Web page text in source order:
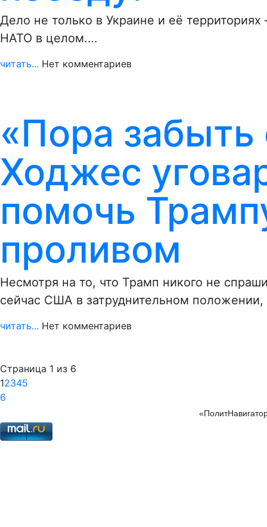
Дело не только в Украине и её
НАТО в целом.…
читать... Нет комментариев
«Пора
Ходжес
помочь
проливом
Несмотря на то, что Трамп никого не
сейчас США в затруднительном
читать... Нет комментариев
Страница 1 из 6
12345
6